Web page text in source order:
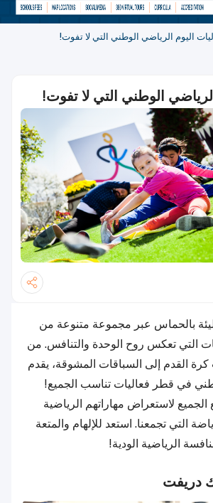
اليوم الرياضي الوطني التي لا تفوت!
الوطني التي لا تفوت!
بالحماس عبر مجموعة متنوعة من
التي تعكس روح الوحدة والتنافس. من
كرة القدم إلى السباقات المشوقة، يقدم
في قطر فعاليات تناسب الجميع!
لاستعراض مهاراتهم الرياضية
التي تجمعنا. استعد للإلهام والمتعة
الرياضية الودية!
دريفت